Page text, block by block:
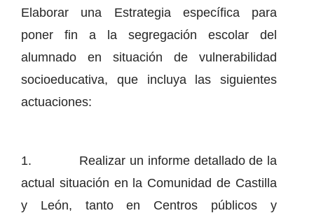
Elaborar una Estrategia específica para
poner fin a la segregación escolar del
alumnado en situación de vulnerabilidad
socioeducativa, que incluya las siguientes
actuaciones:
1. Realizar un informe detallado de la
actual situación en la Comunidad de Castilla
y León, tanto en Centros públicos y